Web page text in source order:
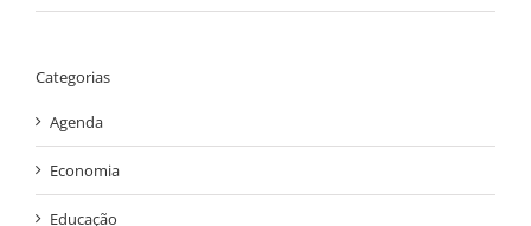
Categorias
Agenda
Economia
Educação